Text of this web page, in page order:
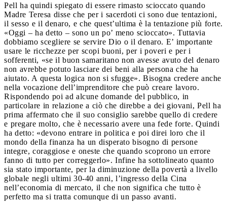
Pell ha quindi spiegato di essere rimasto scioccato quando
Madre Teresa disse che per i sacerdoti ci sono due tentazioni,
il sesso e il denaro, e che quest’ultima è la tentazione più forte.
«Oggi – ha detto – sono un po’ meno scioccato». Tuttavia
dobbiamo scegliere se servire Dio o il denaro. E’ importante
usare le ricchezze per scopi buoni, per i poveri e per i
sofferenti, «se il buon samaritano non avesse avuto del denaro
non avrebbe potuto lasciare dei beni alla persona che ha
aiutato. A questa logica non si sfugge». Bisogna credere anche
nella vocazione dell’imprenditore che può creare lavoro.
Rispondendo poi ad alcune domande del pubblico, in
particolare in relazione a ciò che direbbe a dei giovani, Pell ha
prima affermato che il suo consiglio sarebbe quello di credere
e pregare molto, che è necessario avere una fede forte. Quindi
ha detto: «devono entrare in politica e poi direi loro che il
mondo della finanza ha un disperato bisogno di persone
integre, coraggiose e oneste che quando scoprono un errore
fanno di tutto per correggerlo». Infine ha sottolineato quanto
sia stato importante, per la diminuzione della povertà a livello
globale negli ultimi 30-40 anni, l’ingresso della Cina
nell’economia di mercato, il che non significa che tutto è
perfetto ma si tratta comunque di un passo avanti.